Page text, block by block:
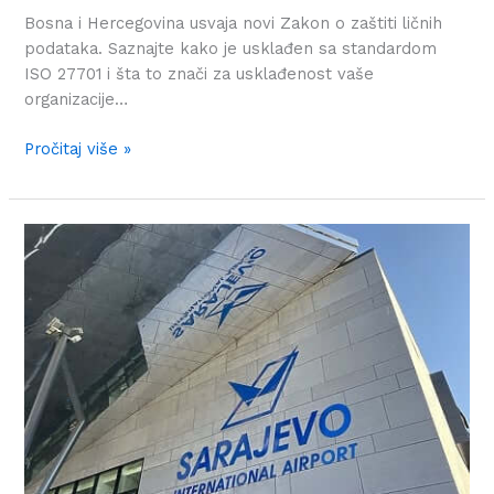
Bosna i Hercegovina usvaja novi Zakon o zaštiti ličnih
podataka. Saznajte kako je usklađen sa standardom
ISO 27701 i šta to znači za usklađenost vaše
organizacije…
Pročitaj više »
Postavljanje
novih
standarda
zaštite
podataka
na
Sarajevskom
aerodromu